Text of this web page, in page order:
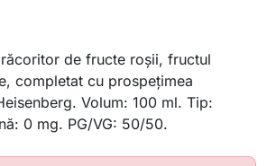
de fructe roșii, fructul
completat cu prospețimea
Volum: 100 ml. Tip:
0 mg. PG/VG: 50/50.